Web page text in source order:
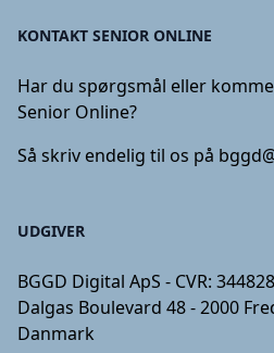
KONTAKT SENIOR ONLINE
Har du spørgsmål eller
Senior Online?
Så skriv endelig til os på
UDGIVER
BGGD Digital ApS - CVR:
Dalgas Boulevard 48 - 2000
Danmark